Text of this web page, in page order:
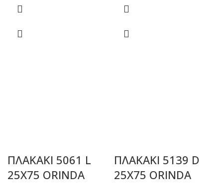
ΠΛΑΚΑΚΙ 5061 L
25X75 ORINDA
ΠΛΑΚΑΚΙ 5139 D
25X75 ORINDA